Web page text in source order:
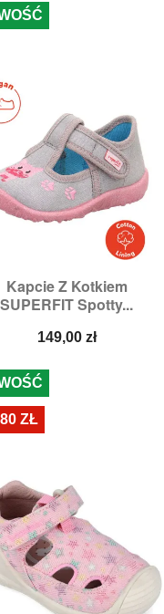
Kapcie Z Kotkiem
SUPERFIT Spotty...
Cena
149,00 zł
Szybki podgląd
Rozmiary:24,26
ZŁ